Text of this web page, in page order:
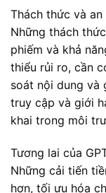
Thách thức và an
Những thách
phiếm và khả
thiểu rủi ro, cần
soát nội dung và
truy cập và giới
khai trong môi
Tương lai của
Những cải tiến
hơn, tối ưu hóa